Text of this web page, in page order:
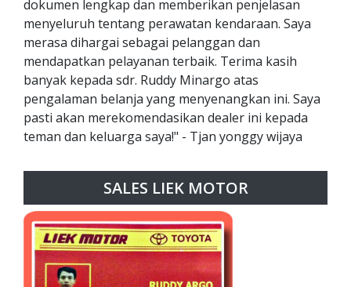
dokumen lengkap dan memberikan penjelasan
menyeluruh tentang perawatan kendaraan. Saya
merasa dihargai sebagai pelanggan dan
mendapatkan pelayanan terbaik. Terima kasih
banyak kepada sdr. Ruddy Minargo atas
pengalaman belanja yang menyenangkan ini. Saya
pasti akan merekomendasikan dealer ini kepada
teman dan keluarga saya!" - Tjan yonggy wijaya
SALES LIEK MOTOR